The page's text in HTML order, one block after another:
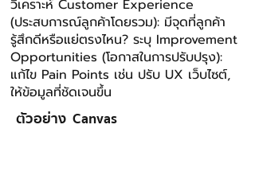
วิเคราะห์ Customer Experience
(ประสบการณ์ลูกค้าโดยรวม): มีจุดที่ลูกค้า
รู้สึกดีหรือแย่ตรงไหน? ระบุ Improvement
Opportunities (โอกาสในการปรับปรุง):
แก้ไข Pain Points เช่น ปรับ UX เว็บไซต์,
ให้ข้อมูลที่ชัดเจนขึ้น
ตัวอย่าง Canvas